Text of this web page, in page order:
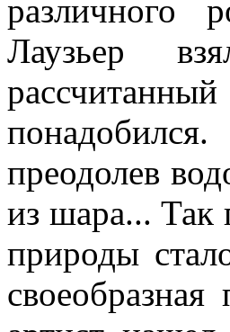
различного
Лаузьер
преодолев
из шара... Так
природы